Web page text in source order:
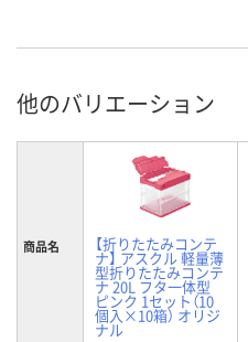
他のバリエーション
商品名 【折りたたみコンテ
ナ】 アスクル 軽量薄
型折りたたみコンテ
ナ 20L フタ一体型
ピンク 1セット（10
個入×10箱） オリジ
ナル